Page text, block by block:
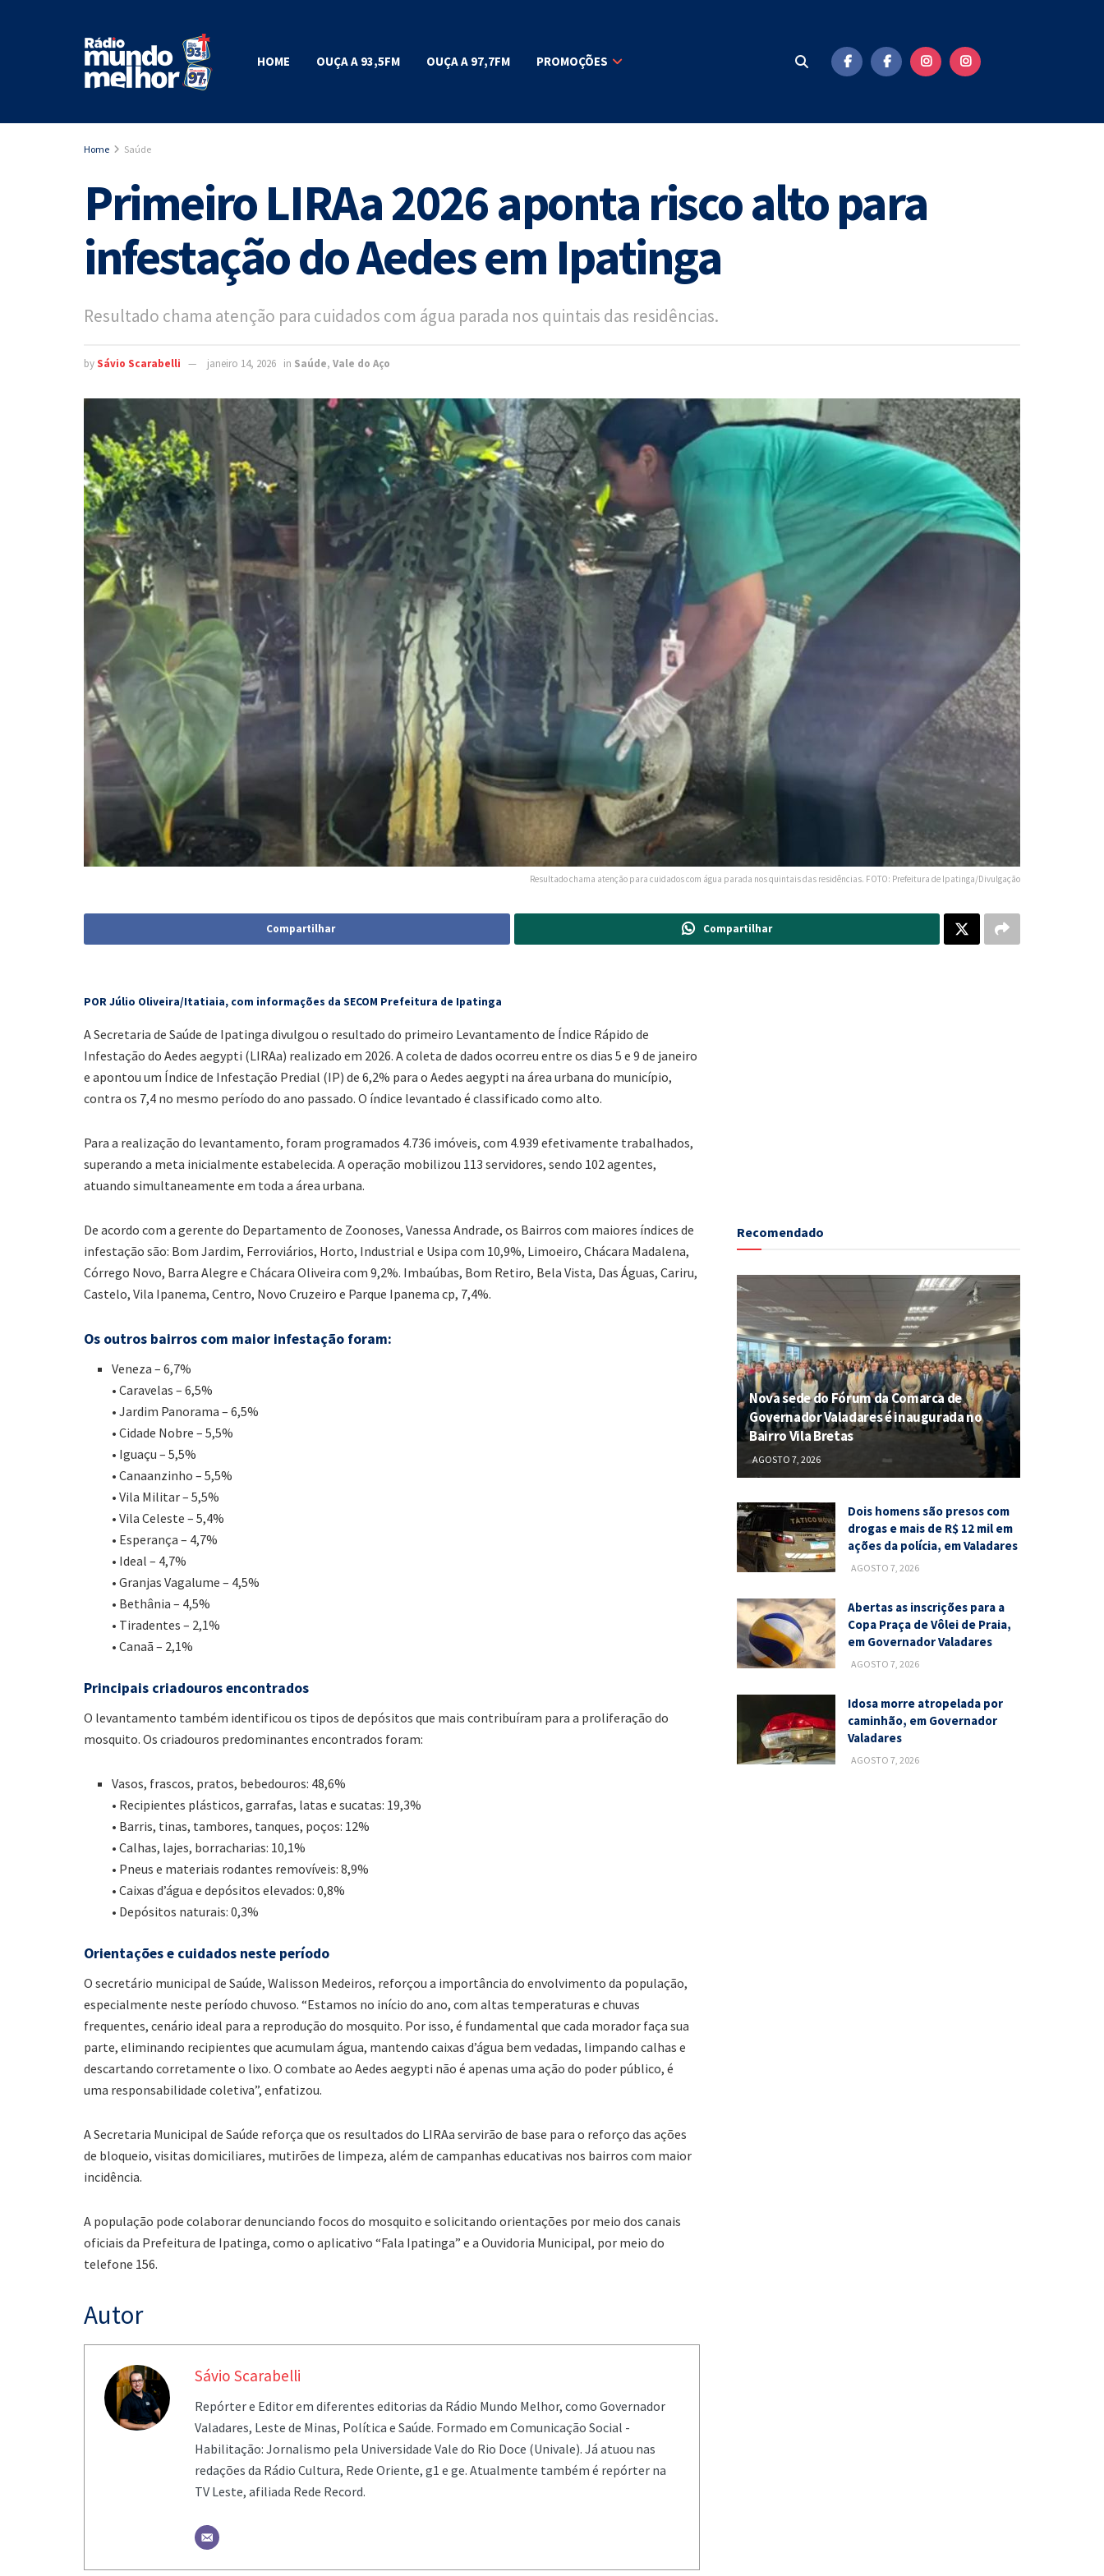
HOME OUÇA A 93,5FM OUÇA A 97,7FM PROMOÇÕES
Home Saúde
Primeiro LIRAa 2026 aponta risco alto para
infestação do Aedes em Ipatinga
Resultado chama atenção para cuidados com água parada nos quintais das residências.
bySávio Scarabelli janeiro 14, 2026 in Saúde, Vale do Aço
Resultado chama atenção para cuidados com água parada nos quintais das residências. FOTO: Prefeitura de Ipatinga/Divulgação
Compartilhar Compartilhar
POR Júlio Oliveira/Itatiaia, com informações da SECOM Prefeitura de Ipatinga
A Secretaria de Saúde de Ipatinga divulgou o resultado do primeiro Levantamento de Índice Rápido de
Infestação do Aedes aegypti (LIRAa) realizado em 2026. A coleta de dados ocorreu entre os dias 5 e 9 de janeiro
e apontou um Índice de Infestação Predial (IP) de 6,2% para o Aedes aegypti na área urbana do município,
contra os 7,4 no mesmo período do ano passado. O índice levantado é classificado como alto.
Para a realização do levantamento, foram programados 4.736 imóveis, com 4.939 efetivamente trabalhados,
superando a meta inicialmente estabelecida. A operação mobilizou 113 servidores, sendo 102 agentes,
atuando simultaneamente em toda a área urbana.
De acordo com a gerente do Departamento de Zoonoses, Vanessa Andrade, os Bairros com maiores índices de
infestação são: Bom Jardim, Ferroviários, Horto, Industrial e Usipa com 10,9%, Limoeiro, Chácara Madalena,
Córrego Novo, Barra Alegre e Chácara Oliveira com 9,2%. Imbaúbas, Bom Retiro, Bela Vista, Das Águas, Cariru,
Castelo, Vila Ipanema, Centro, Novo Cruzeiro e Parque Ipanema cp, 7,4%.
Os outros bairros com maior infestação foram:
Veneza – 6,7%
• Caravelas – 6,5%
• Jardim Panorama – 6,5%
• Cidade Nobre – 5,5%
• Iguaçu – 5,5%
• Canaanzinho – 5,5%
• Vila Militar – 5,5%
• Vila Celeste – 5,4%
• Esperança – 4,7%
• Ideal – 4,7%
• Granjas Vagalume – 4,5%
• Bethânia – 4,5%
• Tiradentes – 2,1%
• Canaã – 2,1%
Principais criadouros encontrados
O levantamento também identificou os tipos de depósitos que mais contribuíram para a proliferação do
mosquito. Os criadouros predominantes encontrados foram:
Vasos, frascos, pratos, bebedouros: 48,6%
• Recipientes plásticos, garrafas, latas e sucatas: 19,3%
• Barris, tinas, tambores, tanques, poços: 12%
• Calhas, lajes, borracharias: 10,1%
• Pneus e materiais rodantes removíveis: 8,9%
• Caixas d’água e depósitos elevados: 0,8%
• Depósitos naturais: 0,3%
Orientações e cuidados neste período
O secretário municipal de Saúde, Walisson Medeiros, reforçou a importância do envolvimento da população,
especialmente neste período chuvoso. “Estamos no início do ano, com altas temperaturas e chuvas
frequentes, cenário ideal para a reprodução do mosquito. Por isso, é fundamental que cada morador faça sua
parte, eliminando recipientes que acumulam água, mantendo caixas d’água bem vedadas, limpando calhas e
descartando corretamente o lixo. O combate ao Aedes aegypti não é apenas uma ação do poder público, é
uma responsabilidade coletiva”, enfatizou.
A Secretaria Municipal de Saúde reforça que os resultados do LIRAa servirão de base para o reforço das ações
de bloqueio, visitas domiciliares, mutirões de limpeza, além de campanhas educativas nos bairros com maior
incidência.
A população pode colaborar denunciando focos do mosquito e solicitando orientações por meio dos canais
oficiais da Prefeitura de Ipatinga, como o aplicativo “Fala Ipatinga” e a Ouvidoria Municipal, por meio do
telefone 156.
Autor
Sávio Scarabelli
Repórter e Editor em diferentes editorias da Rádio Mundo Melhor, como Governador
Valadares, Leste de Minas, Política e Saúde. Formado em Comunicação Social -
Habilitação: Jornalismo pela Universidade Vale do Rio Doce (Univale). Já atuou nas
redações da Rádio Cultura, Rede Oriente, g1 e ge. Atualmente também é repórter na
TV Leste, afiliada Rede Record.
Recomendado
Nova sede do Fórum da Comarca de
Governador Valadares é inaugurada no
Bairro Vila Bretas
AGOSTO 7, 2026
Dois homens são presos com
drogas e mais de R$ 12 mil em
ações da polícia, em Valadares
AGOSTO 7, 2026
Abertas as inscrições para a
Copa Praça de Vôlei de Praia,
em Governador Valadares
AGOSTO 7, 2026
Idosa morre atropelada por
caminhão, em Governador
Valadares
AGOSTO 7, 2026